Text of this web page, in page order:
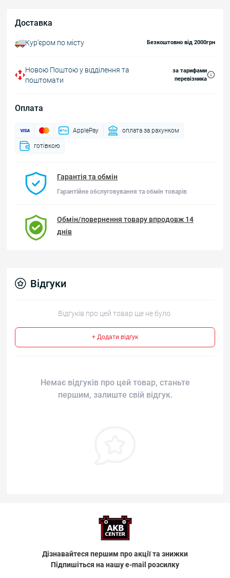
Доставка
Курʼєром по місту Безкоштовно від 2000грн
Новою Поштою у відділення та
поштомати
за тарифами
перевізника
Оплата
ApplePay оплата за рахунком
готівкою
Гарантія та обмін
Гарантійне обслуговування та обмін товарів
Обмін/повернення товару впродовж 14
днів
Відгуки
Відгуків про цей товар ще не було.
+ Додати відгук
Немає відгуків про цей товар, станьте
першим, залиште свій відгук.
Дізнавайтеся першим про акції та знижки
Підпишіться на нашу e-mail розсилку